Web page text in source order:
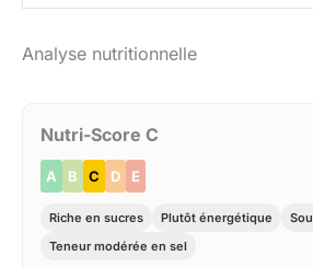
Analyse nutritionnelle
Nutri-Score C
A B C D E
Riche en sucres Plutôt énergétique
Teneur modérée en sel